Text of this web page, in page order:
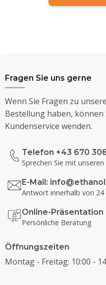
Fragen Sie uns gerne
Wenn Sie Fragen zu
Bestellung haben, können
Kundenservice wenden.
Telefon +43 670
Sprechen Sie mit
E-Mail:
Antwort innerhalb von
Online-Präsentation
Persönliche Beratung
Öffnungszeiten
Montag - Freitag: 10:00 -